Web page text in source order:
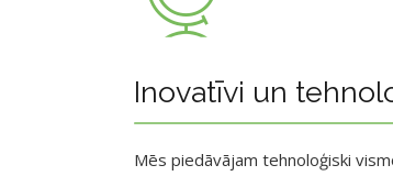
Inovatīvi un
Mēs piedāvājam tehnoloģiski